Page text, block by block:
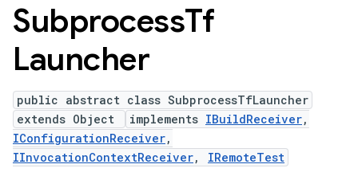
SubprocessTf
Launcher
public abstract class SubprocessTfLauncher
extends Object
implements IBuildReceiver,
IConfigurationReceiver,
IInvocationContextReceiver, IRemoteTest